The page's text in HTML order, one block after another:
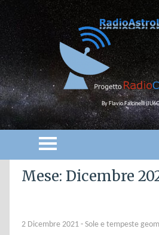
By Flavio Falcinelli
Mese: Dicembre
2 Dicembre 2021 - Sole e tempeste